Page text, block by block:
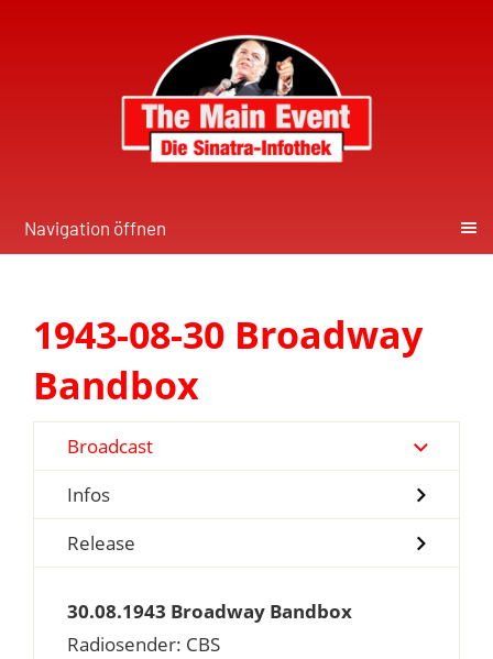
Navigation öffnen
1943-08-30 Broadway
Bandbox
Broadcast
Infos
Release
30.08.1943 Broadway Bandbox
Radiosender: CBS